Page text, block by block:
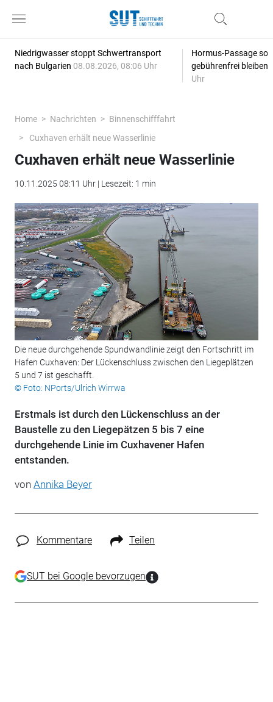
Niedrigwasser stoppt Schwertransport
nach Bulgarien 08.08.2026, 08:06 Uhr
Hormus-Passage
gebührenfrei bleiben
Uhr
Home Nachrichten
Binnenschifffahrt
Cuxhaven erhält neue Wasserlinie
Cuxhaven erhält neue Wasserlinie
10.11.2025 08:11 Uhr | Lesezeit: 1 min
Die neue durchgehende Spundwandlinie zeigt den Fortschritt im
Hafen Cuxhaven: Der Lückenschluss zwischen den Liegeplätzen
5 und 7 ist geschafft.
© Foto: NPorts/Ulrich Wirrwa
Erstmals ist durch den Lückenschluss an der
Baustelle zu den Liegepätzen 5 bis 7 eine
durchgehende Linie im Cuxhavener Hafen
entstanden.
von Annika Beyer
Kommentare Teilen
SUT bei Google bevorzugen